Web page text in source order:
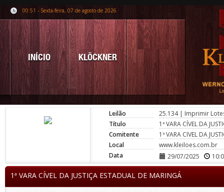
00:51 - Sexta-feira, 07 de agosto de 2026
INÍCIO KLÖCKNER
Leilão 25.134| Imprimir
Título
1ª VARA CÍVEL DA
Comitente
1ª VARA CIVEL DA
Local
www.kleiloes.com.br
Data
29/07/2025
1ª VARA CÍVEL DA JUSTIÇA ESTADUAL DE MARINGÁ